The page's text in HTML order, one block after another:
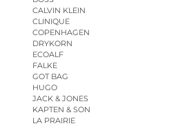
CALVIN KLEIN
CLINIQUE
COPENHAGEN
DRYKORN
ECOALF
FALKE
GOT BAG
HUGO
JACK & JONES
KAPTEN & SON
LA PRAIRIE